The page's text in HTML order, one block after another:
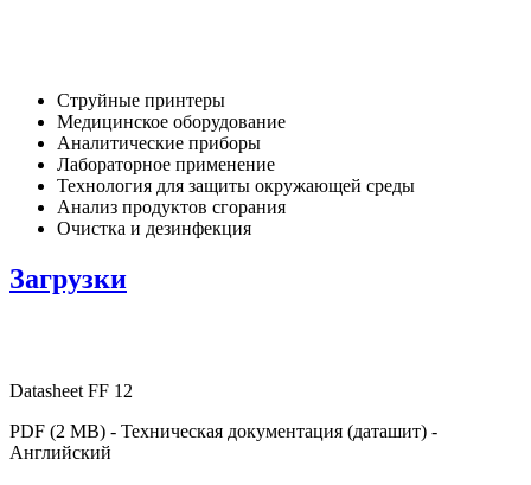
Струйные принтеры
Медицинское оборудование
Аналитические приборы
Лабораторное применение
Технология для защиты окружающей среды
Анализ продуктов сгорания
Очистка и дезинфекция
Загрузки
Datasheet FF 12
PDF (2 MB) - Техническая документация (даташит) -
Английский